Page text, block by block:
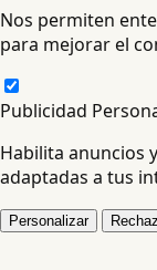
Nos permiten
para mejorar el
Publicidad
Habilita anuncios
adaptadas a tus
Personalizar